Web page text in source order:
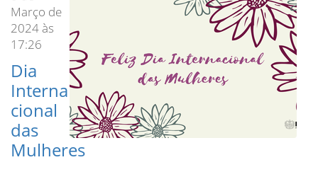
Março de
2024 às
17:26
Dia
Interna
cional
das
Mulheres